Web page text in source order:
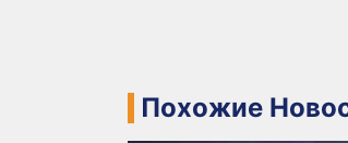
Похожие